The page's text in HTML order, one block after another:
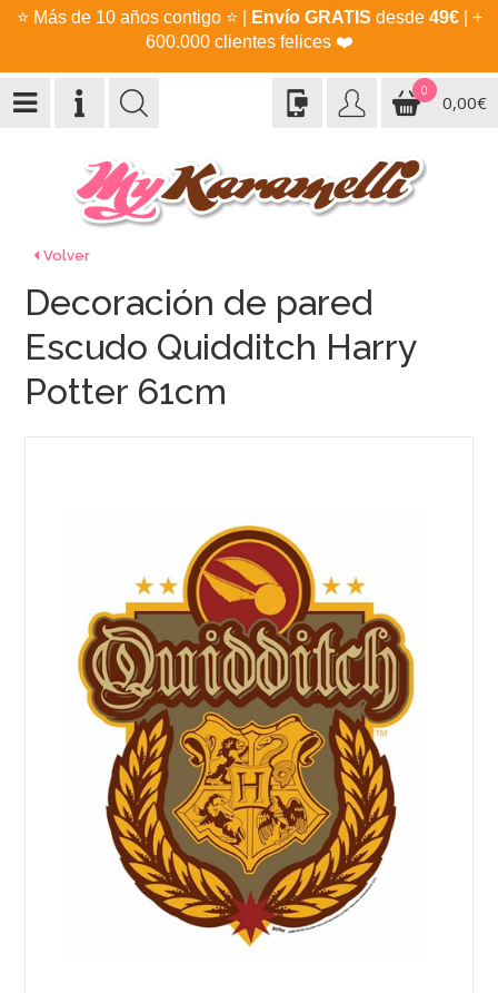
⭐ Más de 10 años contigo ⭐ Envío GRATIS desde 49€| +
600.000 clientes felices ❤️
0
0,00€
Volver
Decoración de pared
Escudo Quidditch Harry
Potter 61cm